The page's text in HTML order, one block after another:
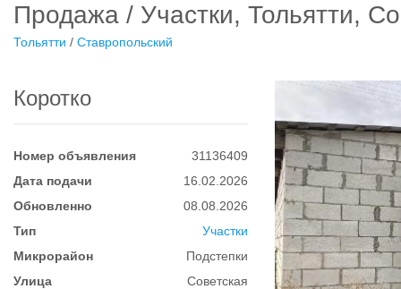
Продажа / Участки, Тольятти,
Тольятти / Ставропольский
Коротко
Номер объявления
31136409
Дата подачи
16.02.2026
Обновленно
08.08.2026
Тип
Участки
Микрорайон
Подстепки
Улица
Советская